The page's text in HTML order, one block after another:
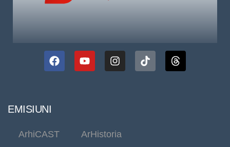
EMISIUNI
ArhiCAST
ArHistoria